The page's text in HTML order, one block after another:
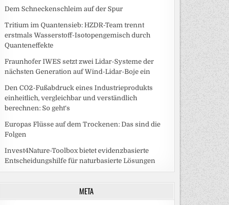
Dem Schneckenschleim auf der Spur
Tritium im Quantensieb: HZDR-Team trennt
erstmals Wasserstoff-Isotopengemisch durch
Quanteneffekte
Fraunhofer IWES setzt zwei Lidar-Systeme der
nächsten Generation auf Wind-Lidar-Boje ein
Den CO2-Fußabdruck eines Industrieprodukts
einheitlich, vergleichbar und verständlich
berechnen: So geht‘s
Europas Flüsse auf dem Trockenen: Das sind die
Folgen
Invest4Nature-Toolbox bietet evidenzbasierte
Entscheidungshilfe für naturbasierte Lösungen
META